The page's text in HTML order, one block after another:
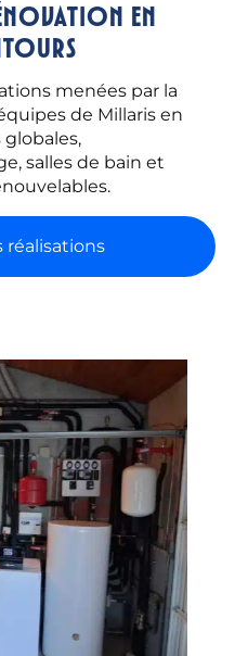
EN
menées par la
de Millaris en
salles de bain et
réalisations